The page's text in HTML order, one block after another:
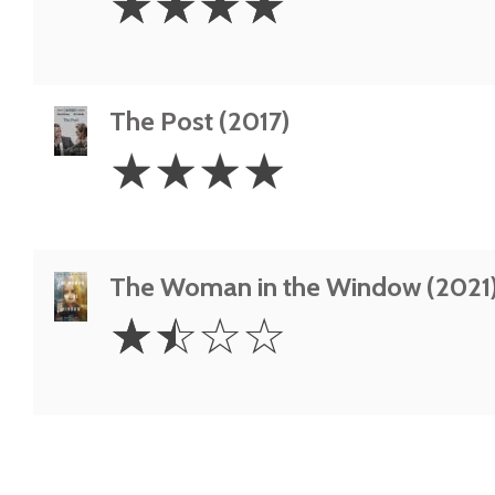
Stars
The Post (2017)
Stars
☆☆☆☆
The Woman in the Window
1.5
Stars
☆☆☆☆